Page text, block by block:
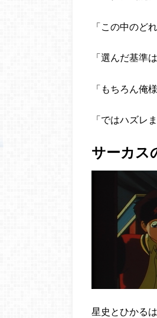
「この中のど
「選んだ基準
「もちろん俺
「ではハズレ
サーカス
星史とひかる